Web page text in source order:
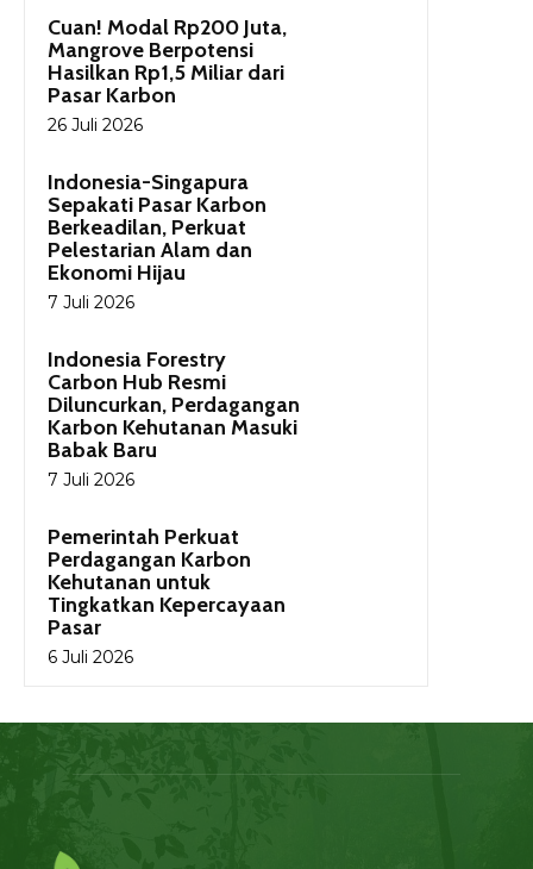
Cuan! Modal Rp200 Juta,
Mangrove Berpotensi
Hasilkan Rp1,5 Miliar dari
Pasar Karbon
26 Juli 2026
Indonesia-Singapura
Sepakati Pasar Karbon
Berkeadilan, Perkuat
Pelestarian Alam dan
Ekonomi Hijau
7 Juli 2026
Indonesia Forestry
Carbon Hub Resmi
Diluncurkan, Perdagangan
Karbon Kehutanan Masuki
Babak Baru
7 Juli 2026
Pemerintah Perkuat
Perdagangan Karbon
Kehutanan untuk
Tingkatkan Kepercayaan
Pasar
6 Juli 2026